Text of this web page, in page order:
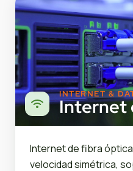
INTERNET &
Internet
Internet de fibra
velocidad simétrica,